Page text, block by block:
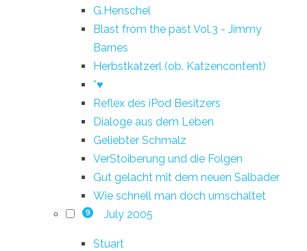
G.Henschel
Blast from the past Vol.3 - Jimmy
Barnes
Herbstkatzerl (ob. Katzencontent)
*♥
Reflex des iPod Besitzers
Dialoge aus dem Leben
Geliebter Schmalz
VerStoiberung und die Folgen
Gut gelacht mit dem neuen Salbader
Wie schnell man doch umschaltet
9 July 2005
Stuart